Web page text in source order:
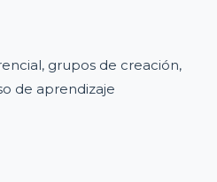
grupos de creación,
de aprendizaje